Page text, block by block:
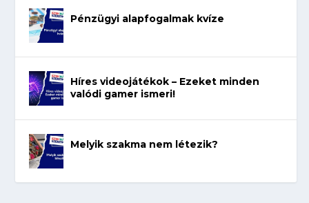
Pénzügyi alapfogalmak kvíze
Híres videojátékok – Ezeket minden
valódi gamer ismeri!
Melyik szakma nem létezik?